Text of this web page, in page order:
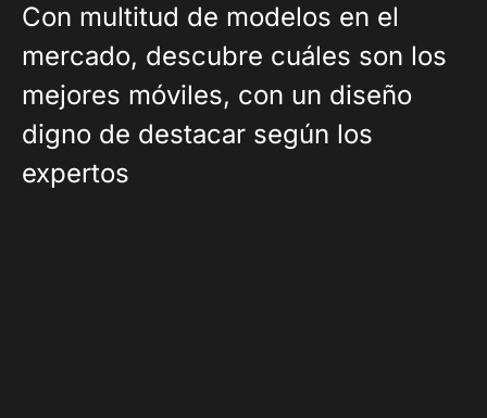
Con multitud de modelos en el
mercado, descubre cuáles son los
mejores móviles, con un diseño
digno de destacar según los
expertos